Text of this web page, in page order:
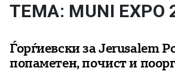
ТЕМА: MUNI EXPO
Ѓорѓиевски за Jerusalem
попаметен, почист и